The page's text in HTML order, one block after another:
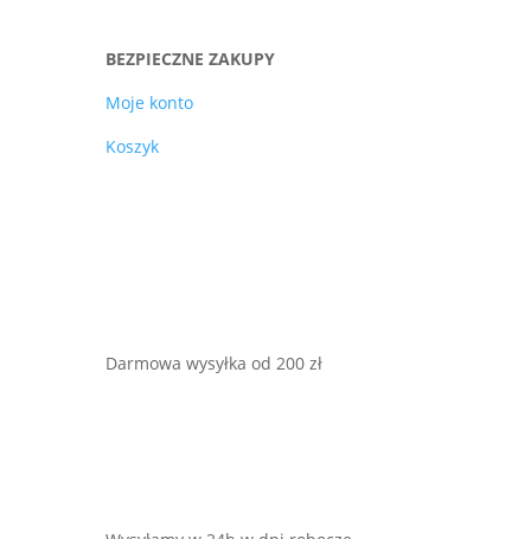
BEZPIECZNE ZAKUPY
Moje konto
Koszyk
Darmowa wysyłka od 200 zł